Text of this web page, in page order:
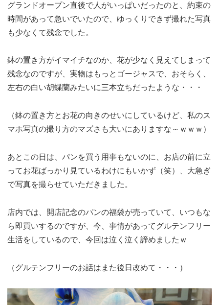
グランドオープン直後で人がいっぱいだったのと、約束の
時間があって急いでいたので、ゆっくりできず撮れた写真
も少なくて残念でした。
鉢の置き方がイマイチなのか、花が少なく見えてしまって
残念なのですが、実物はもっとゴージャスで、おそらく、
左右の白い胡蝶蘭みたいに三本立ちだったような・・・
（鉢の置き方とお花の向きのせいにしているけど、私のス
マホ写真の撮り方のマズさも大いにありますな～ｗｗｗ）
あとこの日は、パンを買う用事もないのに、お店の前に立
ってお花ばっかり見ているわけにもいかず（笑）、大急ぎ
で写真を撮らせていただきました。
店内では、開店記念のパンの福袋が売っていて、いつもな
ら即買いするのですが、今、事情があってグルテンフリー
生活をしているので、今回は泣く泣く諦めましたｗ
（グルテンフリーのお話はまた後日改めて・・・）